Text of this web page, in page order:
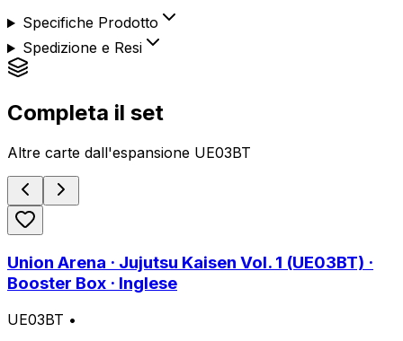
Specifiche Prodotto
Spedizione e Resi
Completa il set
Altre carte dall'espansione UE03BT
Union Arena · Jujutsu Kaisen Vol. 1 (UE03BT) ·
Booster Box · Inglese
UE03BT •